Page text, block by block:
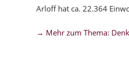
Arloff hat ca. 22.364
→ Mehr zum Thema: